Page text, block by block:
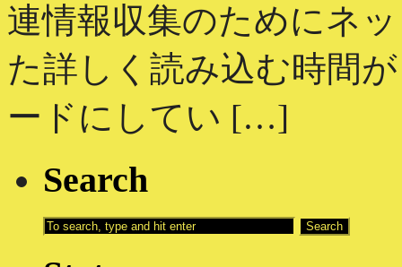
連情報収集のためにネ
た詳しく読み込む時間
ードにしてい […]
Search